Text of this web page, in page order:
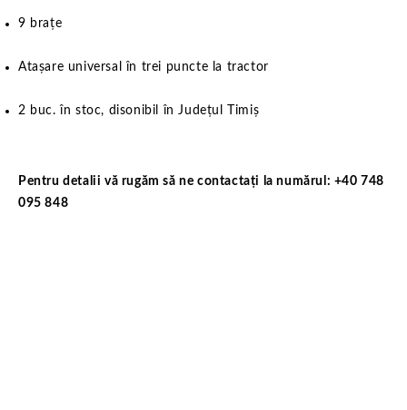
9 brațe
Atașare universal în trei puncte la tractor
2 buc. în stoc, disonibil în Județul Timiș
Pentru detalii vă rugăm să ne contactați la numărul: +40 748
095 848